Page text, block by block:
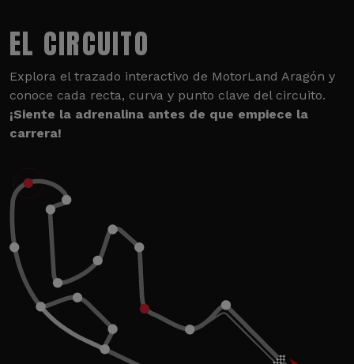
EL CIRCUITO
Explora el trazado interactivo de MotorLand Aragón y
conoce cada recta, curva y punto clave del circuito.
¡Siente la adrenalina antes de que empiece la
carrera!